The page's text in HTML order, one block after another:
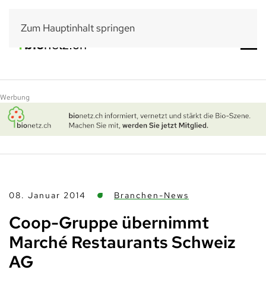
Zum Hauptinhalt springen
Werbung
08. Januar 2014 Branchen-News
Coop-Gruppe übernimmt
Marché Restaurants Schweiz
AG